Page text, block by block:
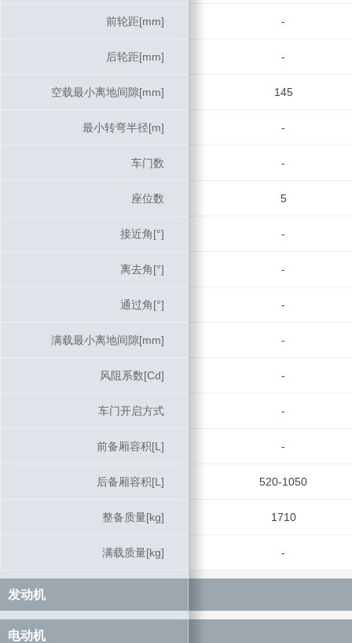
前轮距[mm] -
后轮距[mm] -
空载最小离地间隙[mm] 145
最小转弯半径[m] -
车门数 -
座位数 5
接近角[°] -
离去角[°] -
通过角[°] -
满载最小离地间隙[mm] -
风阻系数[Cd] -
车门开启方式 -
前备厢容积[L] -
后备厢容积[L] 520-1050
整备质量[kg] 1710
满载质量[kg] -
发动机
电动机
前轮距[mm]
后轮距[mm]
空载最小离地间隙[mm]
最小转弯半径[m]
车门数
座位数
接近角[°]
离去角[°]
通过角[°]
满载最小离地间隙[mm]
风阻系数[Cd]
车门开启方式
前备厢容积[L]
后备厢容积[L]
整备质量[kg]
满载质量[kg]
发动机
电动机